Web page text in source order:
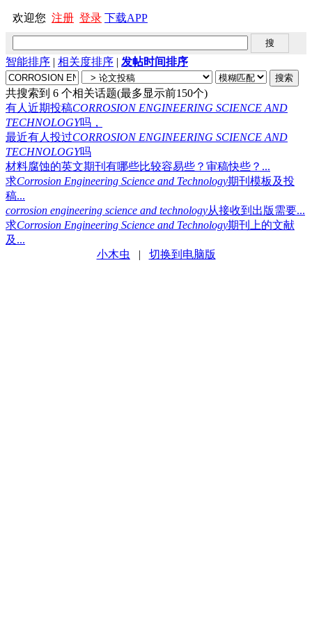
欢迎您 注册 登录 下载APP
智能排序 | 相关度排序 | 发帖时间排序
共搜索到 6 个相关话题(最多显示前150个)
有人近期投稿CORROSION ENGINEERING SCIENCE AND
TECHNOLOGY吗，
最近有人投过CORROSION ENGINEERING SCIENCE AND
TECHNOLOGY吗
材料腐蚀的英文期刊有哪些比较容易些？审稿快些？...
求Corrosion Engineering Science and Technology期刊模板及投
稿...
corrosion engineering science and technology从接收到出版需要...
求Corrosion Engineering Science and Technology期刊上的文献
及...
小木虫 | 切换到电脑版